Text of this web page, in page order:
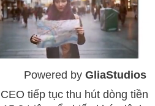
Powered by GliaStudios
tiếp tục thu hút dòng tiền